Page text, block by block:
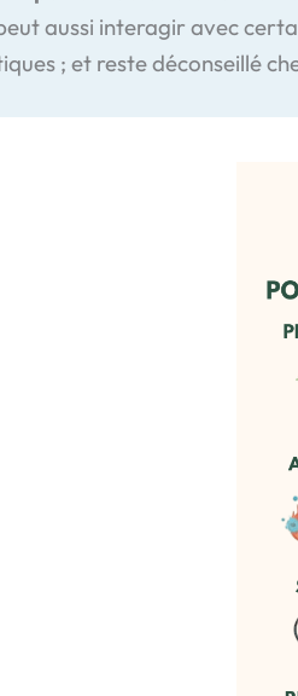
aussi interagir avec
; et reste déconseillé